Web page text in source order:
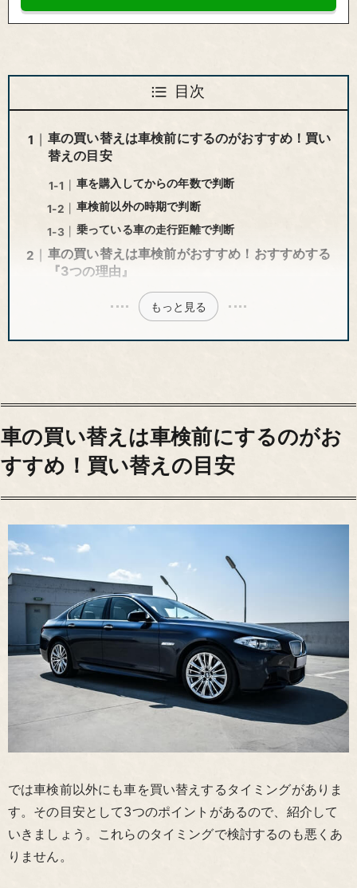
目次
車の買い替えは車検前にするのがおすすめ！買い
替えの目安
車を購入してからの年数で判断
車検前以外の時期で判断
乗っている車の走行距離で判断
車の買い替えは車検前がおすすめ！おすすめする
『3つの理由』
もっと見る
車の買い替えは車検前にするのがお
すすめ！買い替えの目安
では車検前以外にも車を買い替えするタイミングがありま
す。その目安として3つのポイントがあるので、紹介して
いきましょう。これらのタイミングで検討するのも悪くあ
りません。